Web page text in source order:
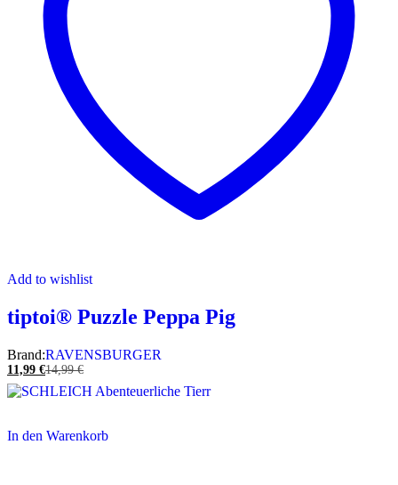
Add to wishlist
tiptoi® Puzzle Peppa Pig
Brand:RAVENSBURGER
11,99 €14,99€
In den Warenkorb